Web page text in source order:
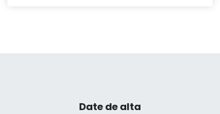
Date de alta